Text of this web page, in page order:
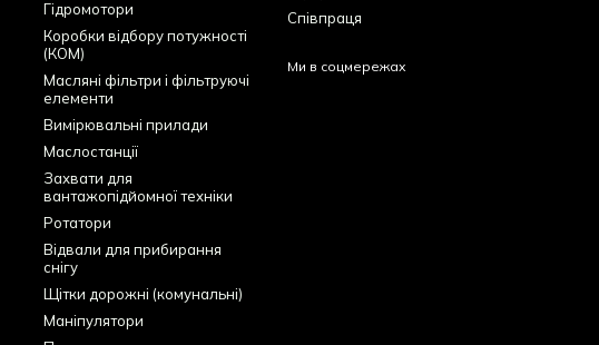
Гідромотори
Коробки відбору потужності
(КОМ)
Масляні фільтри і фільтруючі
елементи
Вимірювальні прилади
Маслостанції
Захвати для
вантажопідйомної техніки
Ротатори
Відвали для прибирання
снігу
Щітки дорожні (комунальні)
Маніпулятори
Співпраця
Ми в соцмережах